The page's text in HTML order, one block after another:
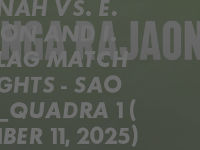
VS. E.
AND I.
MATCH
- SAO
1 (
11, 2025)